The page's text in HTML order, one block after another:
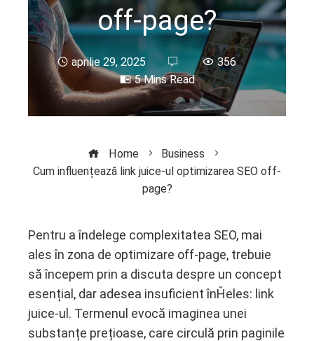
off-page?
aprilie 29, 2025
356
5 Mins Read
Home
Business
Cum influențează link juice-ul optimizarea SEO off-
page?
Pentru a îndelege complexitatea SEO, mai
ales în zona de optimizare off-page, trebuie
să începem prin a discuta despre un concept
esențial, dar adesea insuficient înȞeles: link
juice-ul. Termenul evocă imaginea unei
substanțe prețioase, care circulă prin paginile